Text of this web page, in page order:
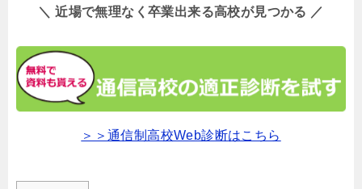
＼ 近場で無理なく卒業出来る高校が見つかる ／
＞＞通信制高校Web診断はこちら